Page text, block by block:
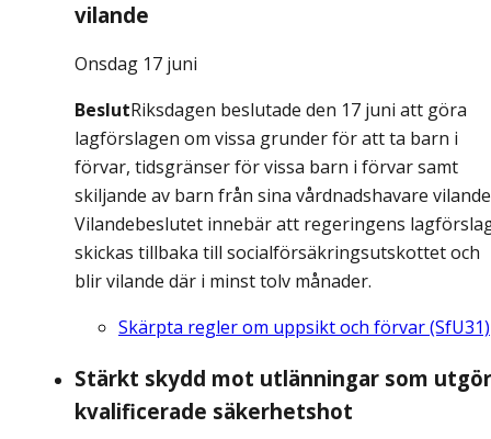
vilande
Onsdag 17 juni
BeslutRiksdagen beslutade den 17 juni att göra
lagförslagen om vissa grunder för att ta barn i
förvar, tidsgränser för vissa barn i förvar samt
skiljande av barn från sina vårdnadshavare
Vilandebeslutet innebär att regeringens
skickas tillbaka till socialförsäkringsutskottet och
blir vilande där i minst tolv månader.
Skärpta regler om uppsikt och förvar (SfU31)
Stärkt skydd mot utlänningar som utgör
kvalificerade säkerhetshot